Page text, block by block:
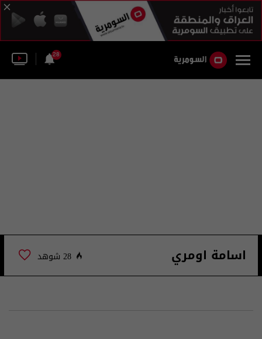
28
اسامة اومري 28 شوهد